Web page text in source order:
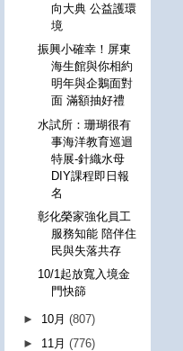
向大典 公益護環
境
振興小確幸！屏東
海生館與你相約
明年與企鵝面對
面 滿額抽好禮
水試所：珊瑚很有
事海洋教育巡迴
特展-針織水母
DIY課程即日報
名
彰化榮家強化員工
服務知能 陪伴住
民與失落共存
10/1起放寬入境金
門快篩
► 10月(807)
► 11月(776)